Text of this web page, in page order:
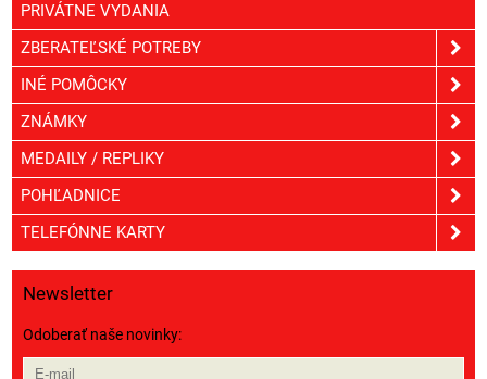
PRIVÁTNE VYDANIA
ZBERATEĽSKÉ POTREBY
INÉ POMÔCKY
ZNÁMKY
MEDAILY / REPLIKY
POHĽADNICE
TELEFÓNNE KARTY
Newsletter
Odoberať naše novinky: